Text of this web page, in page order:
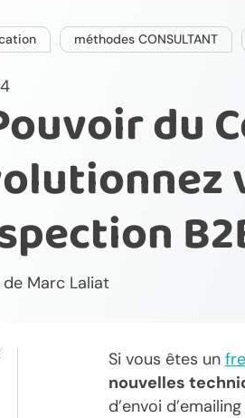
méthodes CONSULTANT
du
de Marc Laliat
Si vous êtes un
nouvelles
d’envoi